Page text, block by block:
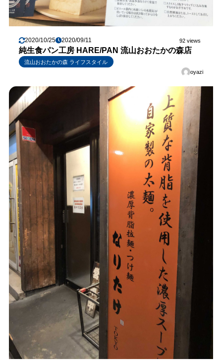
2020/10/25 2020/09/11 92 views
純生食パン工房 HARE/PAN 流山おおたかの森店
流山おおたかの森 ライフスタイル
oyazi